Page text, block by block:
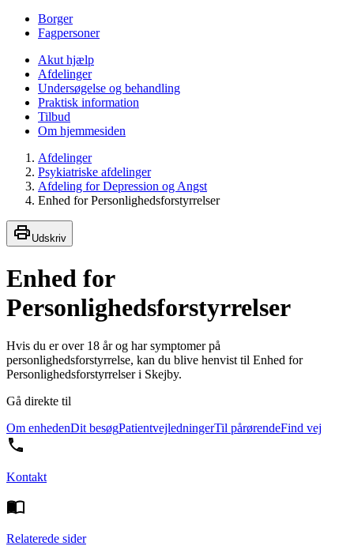
Borger
Fagpersoner
Akut hjælp
Afdelinger
Undersøgelse og behandling
Praktisk information
Tilbud
Om hjemmesiden
Afdelinger
Psykiatriske afdelinger
Afdeling for Depression og Angst
Enhed for Personlighedsforstyrrelser
Udskriv
Enhed for
Personlighedsforstyrrelser
Hvis du er over 18 år og har symptomer på
personlighedsforstyrrelse, kan du blive henvist til Enhed for
Personlighedsforstyrrelser i Skejby.
Gå direkte til
Om enhedenDit besøgPatientvejledningerTil pårørendeFind vej
Kontakt
Relaterede sider